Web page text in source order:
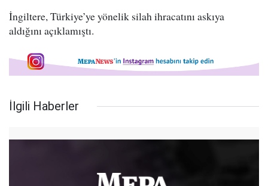
İngiltere, Türkiye’ye yönelik silah ihracatını askıya
aldığını açıklamıştı.
İlgili Haberler